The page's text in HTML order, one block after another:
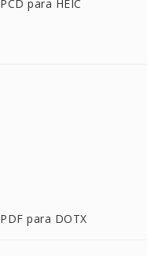
PCD para HEIC
PDF para DOTX